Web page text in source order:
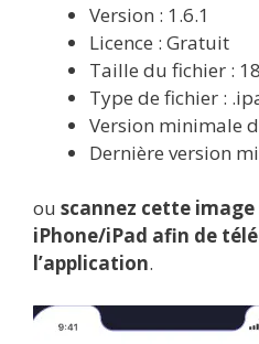
Version : 1.6.1
Licence : Gratuit
Taille du fichier :
Type de fichier :
Version minimale
Dernière version
ou scannez cette
iPhone/iPad afin de
l’application.